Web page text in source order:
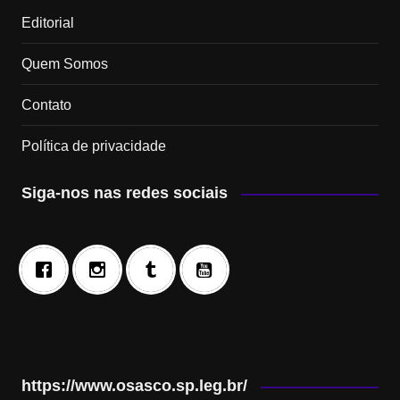
Editorial
Quem Somos
Contato
Política de privacidade
Siga-nos nas redes sociais
https://www.osasco.sp.leg.br/